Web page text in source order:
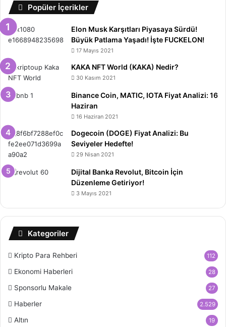
Popüler İçerikler
Elon Musk Karşıtları Piyasaya Sürdü!
Büyük Patlama Yaşadı! İşte FUCKELON!
17 Mayıs 2021
KAKA NFT World (KAKA) Nedir?
30 Kasım 2021
Binance Coin, MATIC, IOTA Fiyat Analizi: 16
Haziran
16 Haziran 2021
Dogecoin (DOGE) Fiyat Analizi: Bu
Seviyeler Hedefte!
29 Nisan 2021
Dijital Banka Revolut, Bitcoin İçin
Düzenleme Getiriyor!
3 Mayıs 2021
Kategoriler
Kripto Para Rehberi 112
Ekonomi Haberleri 28
Sponsorlu Makale 27
Haberler 2.529
Altın 19